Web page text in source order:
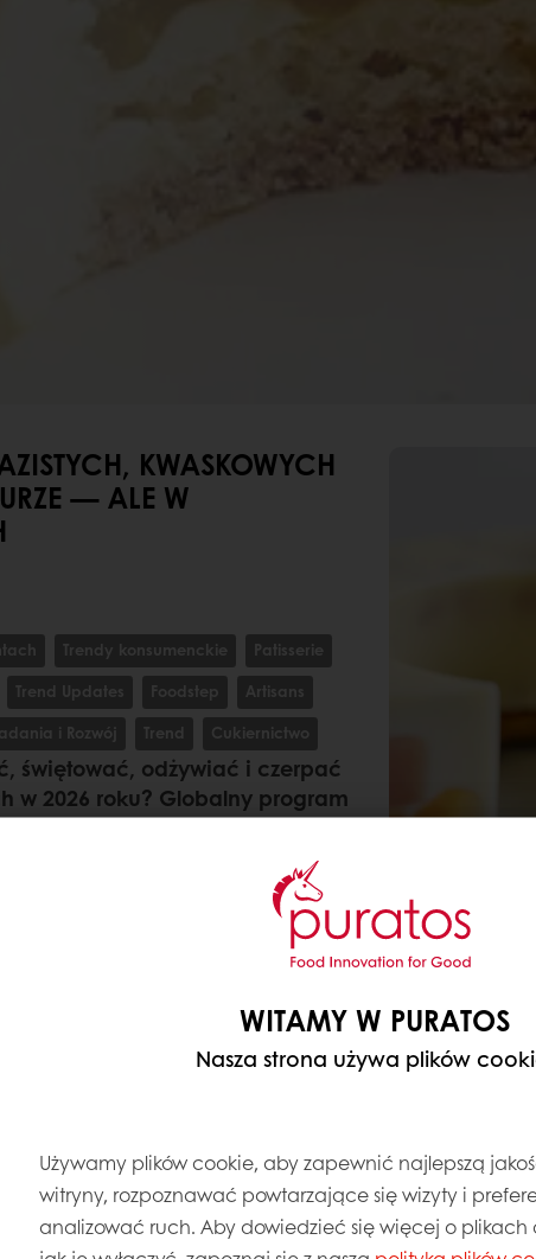
KWASKOWYCH
— ALE W
Trendy konsumenckie
Patisserie
Trend Updates Foodstep
Artisans
i Rozwój Trend Cukiernictwo
świętować, odżywiać i czerpać
w 2026 roku? Globalny program
zapewnia niezrównany wgląd w
ogólnoświatowego
opartej na AI oraz wiedzy
to właśnie te 3 trendy w ciastach
rozmów w 2026 roku:
PORCJA
WITAMY W PURATOS
Nasza strona używa plików
Używamy plików cookie, aby zapewnić najlepszą
witryny, rozpoznawać powtarzające się wizyty i
analizować ruch. Aby dowiedzieć się więcej o plikach